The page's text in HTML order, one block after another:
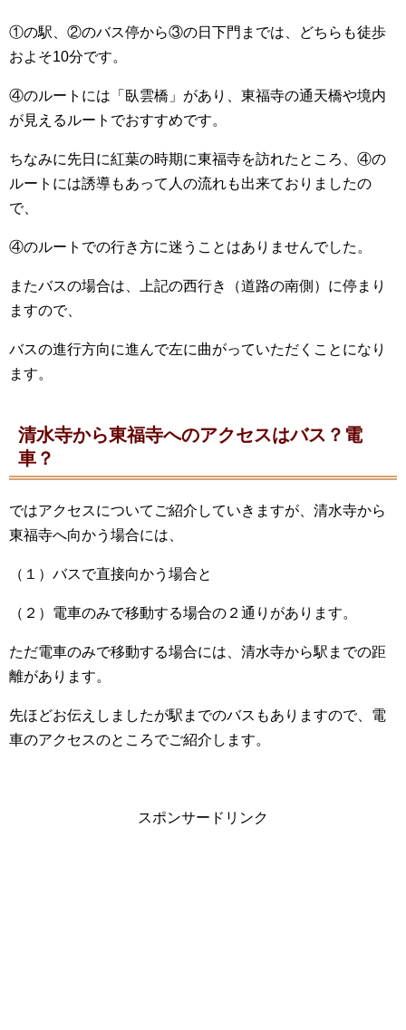
①の駅、②のバス停から③の日下門までは、どちらも徒歩
およそ10分です。
④のルートには「臥雲橋」があり、東福寺の通天橋や境内
が見えるルートでおすすめです。
ちなみに先日に紅葉の時期に東福寺を訪れたところ、④の
ルートには誘導もあって人の流れも出来ておりましたの
で、
④のルートでの行き方に迷うことはありませんでした。
またバスの場合は、上記の西行き（道路の南側）に停まり
ますので、
バスの進行方向に進んで左に曲がっていただくことになり
ます。
清水寺から東福寺へのアクセスはバス？電
車？
ではアクセスについてご紹介していきますが、清水寺から
東福寺へ向かう場合には、
（１）バスで直接向かう場合と
（２）電車のみで移動する場合の２通りがあります。
ただ電車のみで移動する場合には、清水寺から駅までの距
離があります。
先ほどお伝えしましたが駅までのバスもありますので、電
車のアクセスのところでご紹介します。
スポンサードリンク